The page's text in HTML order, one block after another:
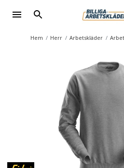
Hem Herr Arbetskläder